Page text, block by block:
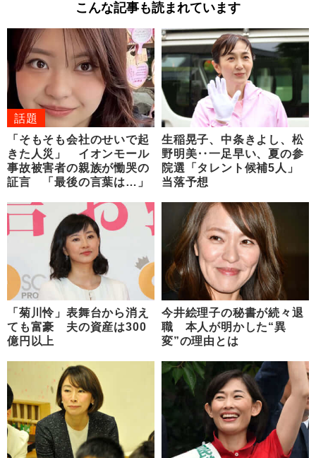
こんな記事も読まれています
話題
「そもそも会社のせいで起
きた人災」 イオンモール
事故被害者の親族が慟哭の
証言 「最後の言葉は…」
生稲晃子、中条きよし、松
野明美‥一足早い、夏の参
院選「タレント候補5人」
当落予想
「菊川怜」表舞台から消え
ても富豪 夫の資産は300
億円以上
今井絵理子の秘書が続々退
職 本人が明かした“異
変”の理由とは